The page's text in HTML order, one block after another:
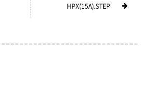
HPX(15A).STEP